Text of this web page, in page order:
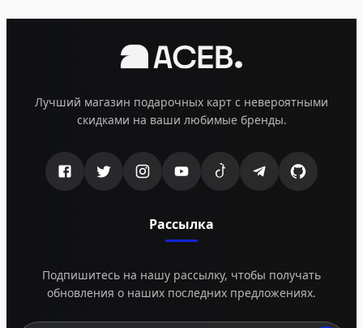
Лучший магазин подарочных карт с невероятными
скидками на ваши любимые бренды.
Рассылка
Подпишитесь на нашу рассылку, чтобы получать
обновления о наших последних предложениях.